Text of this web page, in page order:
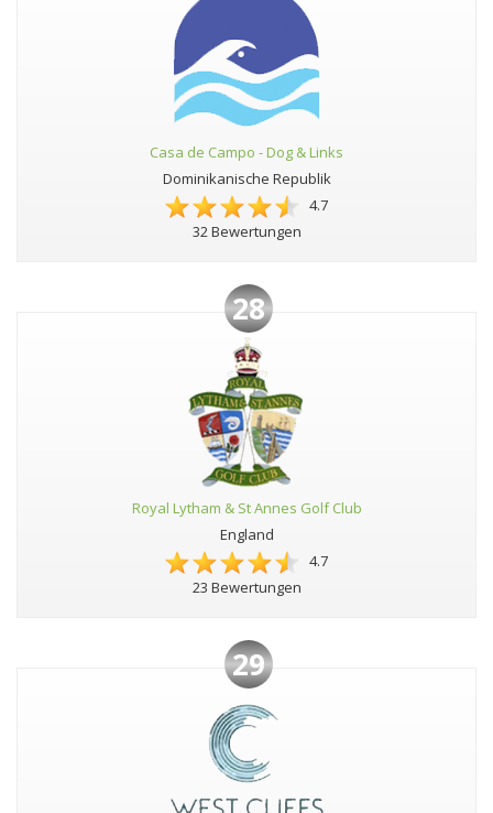
Casa de Campo - Dog & Links
Dominikanische Republik
4.7
32 Bewertungen
28
Royal Lytham & St Annes Golf Club
England
4.7
23 Bewertungen
29